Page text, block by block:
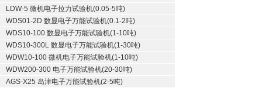
LDW-5 微机电子拉力试验机(0.05-5吨)
WDS01-2D 数显电子万能试验机(0.1-2吨)
WDS10-100 数显电子万能试验机(1-10吨)
WDS10-300L 数显电子万能试验机(1-30吨)
WDW10-100 微机电子万能试验机(1-10吨)
WDW200-300 电子万能试验机(20-30吨)
AGS-X25 岛津电子万能试验机(2-5吨)